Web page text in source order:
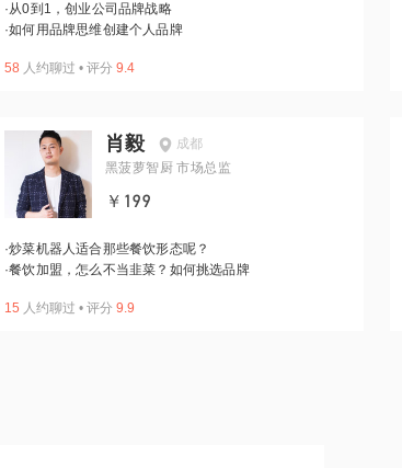
·从0到1，创业公司品牌战略
·如何用品牌思维创建个人品牌
58 人约聊过 • 评分 9.4
肖毅
成都
黑菠萝智厨 市场总监
￥199
·炒菜机器人适合那些餐饮形态呢？
·餐饮加盟，怎么不当韭菜？如何挑选品牌
15 人约聊过 • 评分 9.9